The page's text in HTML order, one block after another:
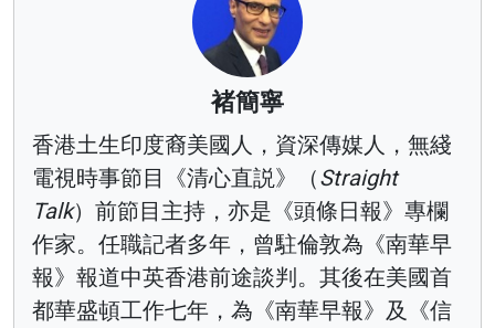
褚簡寧
香港土生印度裔美國人，資深傳媒人，無綫
電視時事節目《清心直説》（Straight
Talk）前節目主持，亦是《頭條日報》專欄
作家。任職記者多年，曾駐倫敦為《南華早
報》報道中英香港前途談判。其後在美國首
都華盛頓工作七年，為《南華早報》及《信